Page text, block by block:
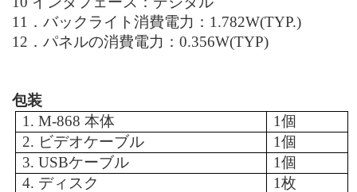
11 ．バックライト消費電力： 1.782W(TYP.)
12 ．パネルの消費電力： 0.356W(TYP)
包装
1. M-868 本体 1個
2. ビデオケーブル 1個
3. USBケーブル 1個
4. ディスク 1枚